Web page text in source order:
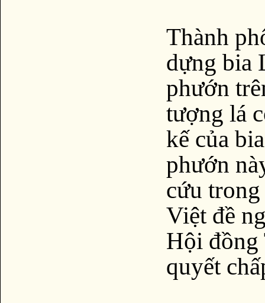
Thành
dựng bia
phướn
tượng lá
kế của
phướn
cứu
Việt đề
Hội đồng
quyết